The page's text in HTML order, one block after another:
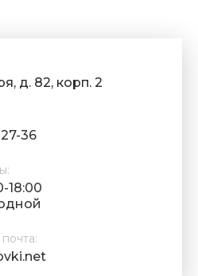
д. 82, корп. 2
36
18:00